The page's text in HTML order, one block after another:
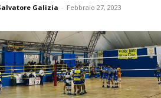
Galizia - Febbraio 27, 2023